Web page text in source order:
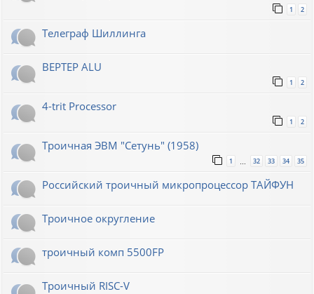
1 2
Телеграф Шиллинга
BEPTEP ALU
1 2
4-trit Processor
1 2
Троичная ЭВМ "Сетунь" (1958)
1 … 32 33 34 35
Российский троичный микропроцессор ТАЙФУН
Троичное округление
троичный комп 5500FP
Троичный RISC-V